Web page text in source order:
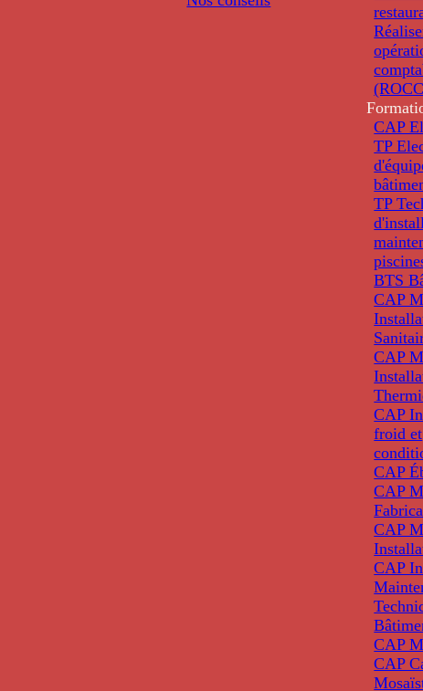
CAP
TP
TP
BTS
CAP
CAP
CAP
froid et
CAP
CAP
CAP
CAP
CAP
CAP